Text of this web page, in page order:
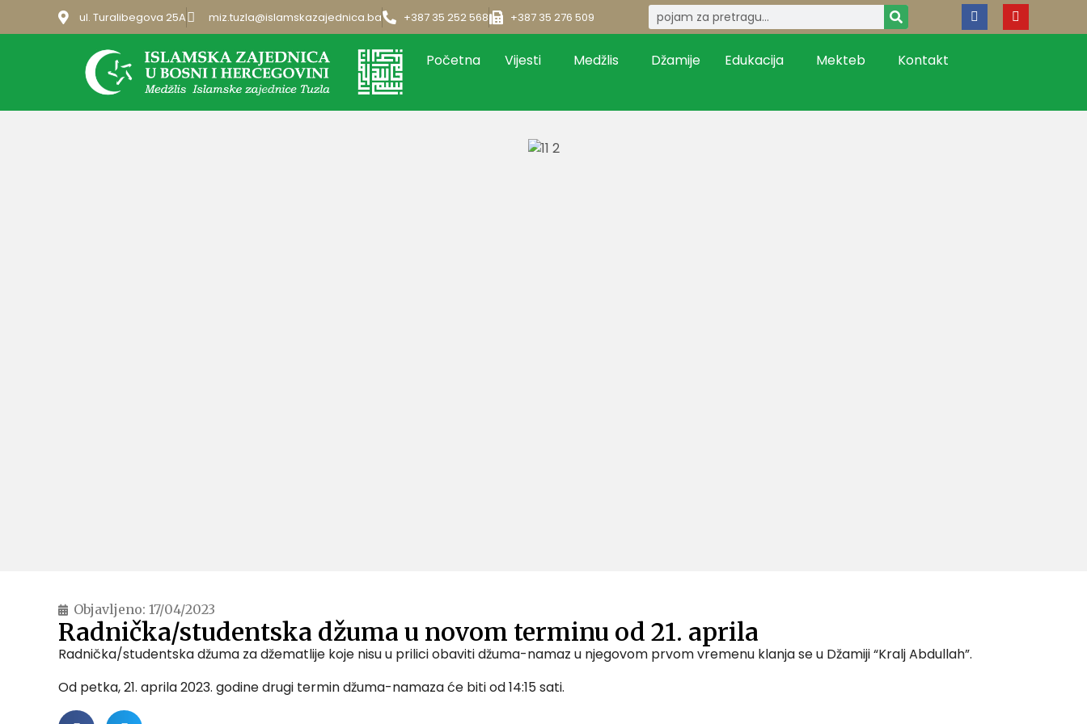
ul. Turalibegova 25A miz.tuzla@islamskazajednica.ba +387 35 252 568 +387 35 276 509
Početna Vijesti Medžlis Džamije Edukacija Mekteb Kontakt
Objavljeno: 17/04/2023
Radnička/studentska džuma u novom terminu od 21. aprila
Radnička/studentska džuma za džematlije koje nisu u prilici obaviti džuma-namaz u njegovom prvom vremenu klanja se u Džamiji “Kralj Abdullah”.
Od petka, 21. aprila 2023. godine drugi termin džuma-namaza će biti od 14:15 sati.